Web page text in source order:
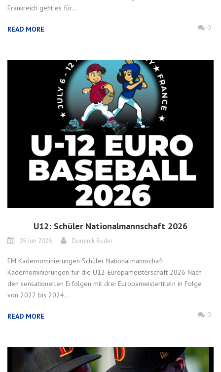
Frankreich geht es für...
READ MORE 0
U12: Schüler Nationalmannschaft 2026
05 Jun 2026 Dominik Buder
EM Kadernominierungen Schüler Nationalmannschaft
Kadernominierungen für die U12-Europameisterschaft 2026 Nach
den sensationellen Erfolgen mit drei Europameistertiteln in Folge
von 2022 bis 2024...
READ MORE 0